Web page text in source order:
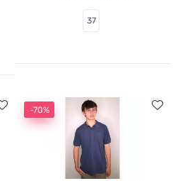
37
-70%